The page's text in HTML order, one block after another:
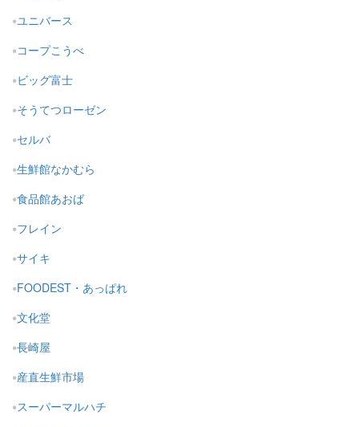
ユニバース
コープこうべ
ビッグ富士
そうてつローゼン
セルバ
生鮮館なかむら
食品館あおば
フレイン
サイキ
FOODEST・あっぱれ
文化堂
長崎屋
産直生鮮市場
スーパーマルハチ